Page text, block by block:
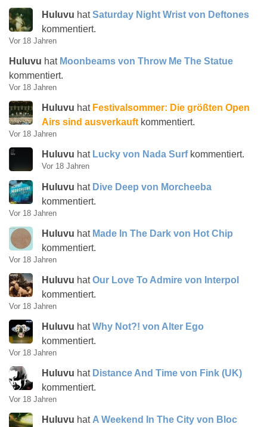
Huluvu hatSaturday Night Wrist von Deftones
kommentiert.
Vor 18 Jahren
Huluvu hat Moonbeams von Throw Me The Statue
kommentiert.
Vor 18 Jahren
Huluvu hat Festivalsommer: Die größten Open
Airs sind ausverkauft kommentiert.
Vor 18 Jahren
Huluvu hat Lucky von Nada Surfkommentiert.
Vor 18 Jahren
Huluvu hat Dive Deep von Morcheeba
kommentiert.
Vor 18 Jahren
Huluvu hat Made In The Dark von Hot Chip
kommentiert.
Vor 18 Jahren
Huluvu hatOur Love To Admire von Interpol
kommentiert.
Vor 18 Jahren
Huluvu hatWhy Not?! von Alter Ego
kommentiert.
Vor 18 Jahren
Huluvu hat Distance And Time von Fink (UK)
kommentiert.
Vor 18 Jahren
Huluvu hat A Weekend In The City von Bloc